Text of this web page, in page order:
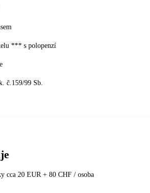
*** s polopenzí
č.159/99 Sb.
cca 20 EUR + 80 CHF / osoba